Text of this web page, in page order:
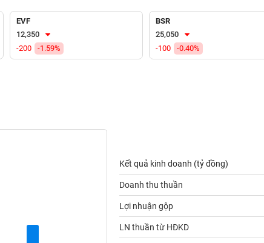
EVF
12,350
-200
-1.59%
BSR
25,050
-100
-0.40%
Kết quả kinh doanh (tỷ đồng)
Doanh thu thuần
Lợi nhuận gộp
LN thuần từ HĐKD